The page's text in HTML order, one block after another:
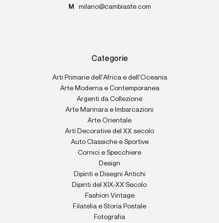
M
milano@cambiaste.com
Categorie
Arti Primarie dell'Africa e dell'Oceania
Arte Moderna e Contemporanea
Argenti da Collezione
Arte Marinara e Imbarcazioni
Arte Orientale
Arti Decorative del XX secolo
Auto Classiche e Sportive
Cornici e Specchiere
Design
Dipinti e Disegni Antichi
Dipinti del XIX-XX Secolo
Fashion Vintage
Filatelia e Storia Postale
Fotografia